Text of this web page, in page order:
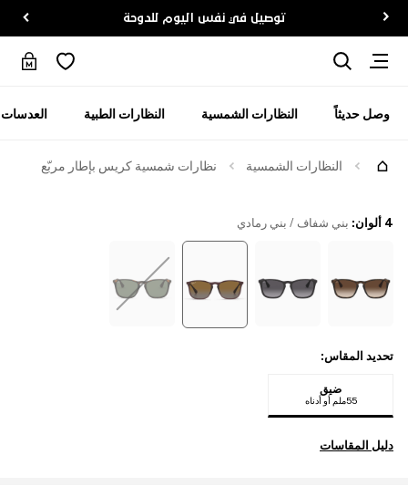
توصيل في نفس اليوم للدوحة
وصل حديثاً النظارات الشمسية النظارات الطبية
النظارات الشمسية نظارات شمسية كريس بإطار مربّع
4 ألوان : بني شفاف / بني رمادي
تحديد المقاس:
ضيق
55ملم أو أدناه
دليل المقاسات